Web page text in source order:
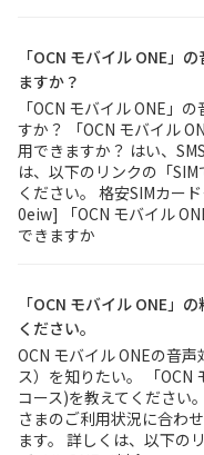
「OCN モバイル ONE」
ますか？
「OCN モバイル ONE」
すか？ 「OCN モバイル
用できますか？ はい、
は、以下のリンクの「
ください。 格安SIMカー
0eiw] 「OCN モバイル
できますか
「OCN モバイル ONE」
ください。
OCN モバイル ONEの音
ス）を知りたい。 「OCN
コース)を教えてください
さまのご利用状況に合わ
ます。 詳しくは、以下の